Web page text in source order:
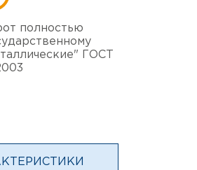
полностью
ГОСТ